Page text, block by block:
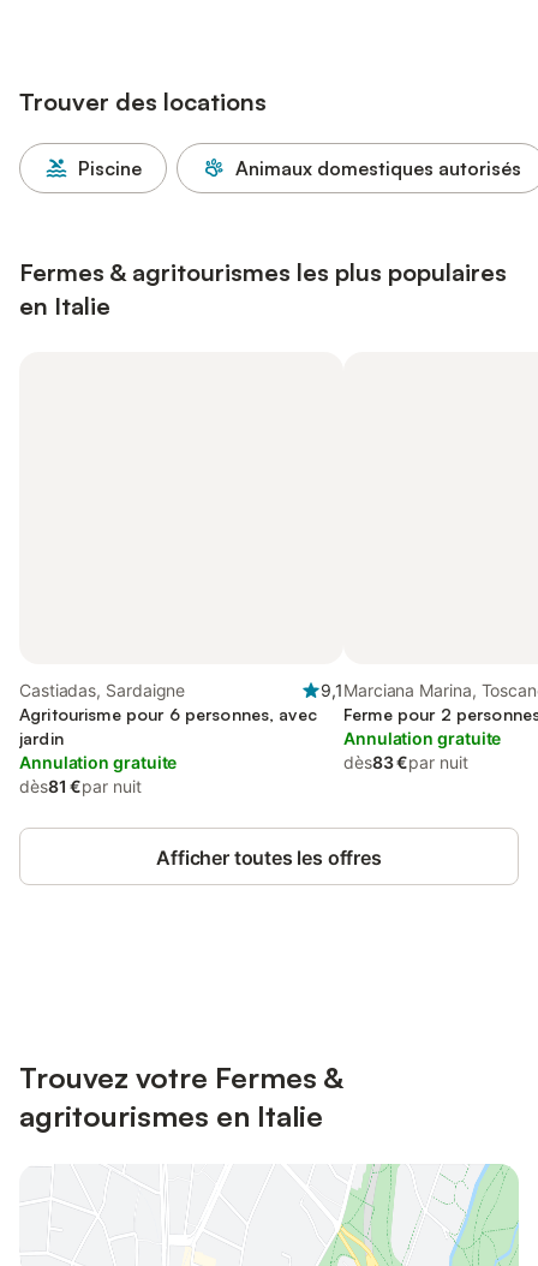
Trouver des locations
Piscine Animaux domestiques autorisés
Fermes & agritourismes les plus populaires
en Italie
Castiadas, Sardaigne
9,1
Agritourisme pour 6 personnes, avec
jardin
Annulation gratuite
dès81 €par nuit
Marciana Marina,
Ferme pour 2
Annulation gratuite
dès83 €par nuit
Afficher toutes les offres
Trouvez votre Fermes &
agritourismes en Italie